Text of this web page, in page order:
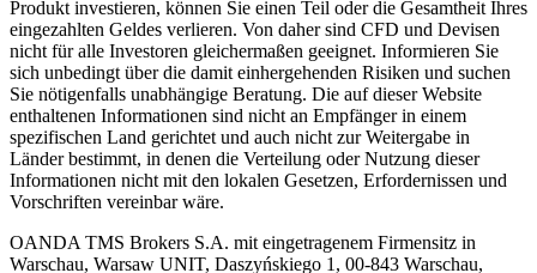
Produkt investieren, können Sie einen Teil oder die Gesamtheit Ihres
eingezahlten Geldes verlieren. Von daher sind CFD und Devisen
nicht für alle Investoren gleichermaßen geeignet. Informieren Sie
sich unbedingt über die damit einhergehenden Risiken und suchen
Sie nötigenfalls unabhängige Beratung. Die auf dieser Website
enthaltenen Informationen sind nicht an Empfänger in einem
spezifischen Land gerichtet und auch nicht zur Weitergabe in
Länder bestimmt, in denen die Verteilung oder Nutzung dieser
Informationen nicht mit den lokalen Gesetzen, Erfordernissen und
Vorschriften vereinbar wäre.
OANDA TMS Brokers S.A. mit eingetragenem Firmensitz in
Warschau, Warsaw UNIT, Daszyńskiego 1, 00-843 Warschau,